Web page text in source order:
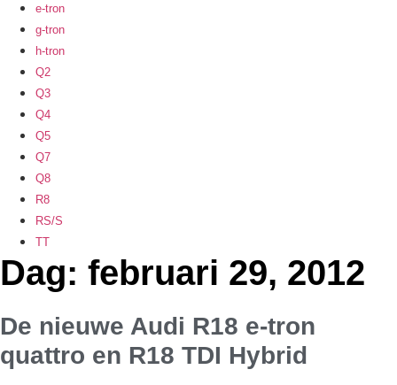
e-tron
g-tron
h-tron
Q2
Q3
Q4
Q5
Q7
Q8
R8
RS/S
TT
Dag: februari 29, 2012
De nieuwe Audi R18 e-tron
quattro en R18 TDI Hybrid